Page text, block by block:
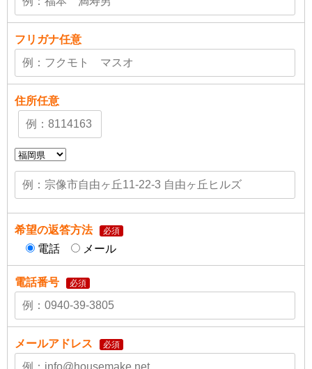
フリガナ任意
住所任意
希望の返答方法 必須
電話 メール
電話番号 必須
メールアドレス 必須